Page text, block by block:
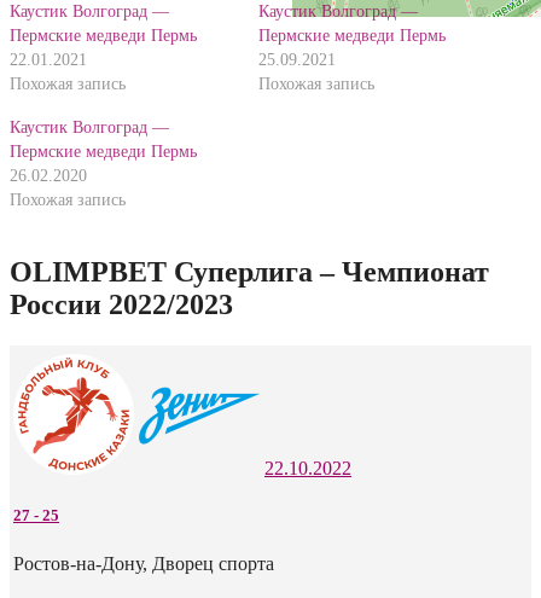
Каустик Волгоград —
Пермские медведи Пермь
22.01.2021
Похожая запись
Каустик Волгоград —
Пермские медведи Пермь
25.09.2021
Похожая запись
Каустик Волгоград —
Пермские медведи Пермь
26.02.2020
Похожая запись
OLIMPBET Суперлига – Чемпионат
России 2022/2023
22.10.2022
27 - 25
Ростов-на-Дону, Дворец спорта